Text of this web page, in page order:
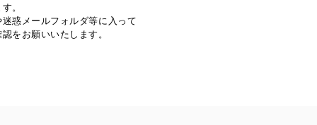
。
惑メールフォルダ等に入って
をお願いいたします。